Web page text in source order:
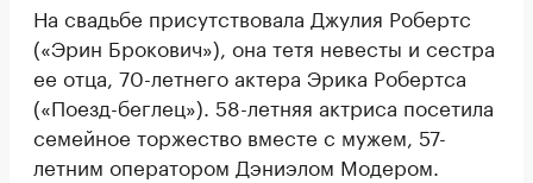
На свадьбе присутствовала Джулия Робертс
(«Эрин Брокович»), она тетя невесты и сестра
ее отца, 70-летнего актера Эрика Робертса
(«Поезд-беглец»). 58-летняя актриса посетила
семейное торжество вместе с мужем, 57-
летним оператором Дэниэлом Модером.